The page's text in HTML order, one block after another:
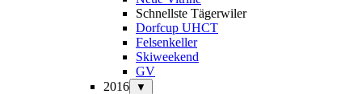
Schnellste Tägerwiler
Dorfcup UHCT
Felsenkeller
Skiweekend
GV
2016
▼